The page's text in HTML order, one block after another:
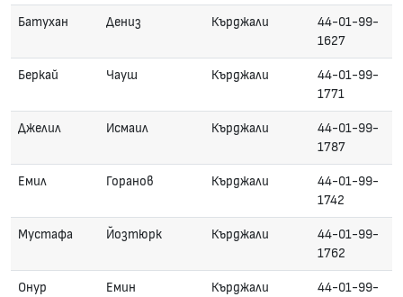
Батухан Дениз Кърджали
44-01-99-
1627
Беркай Чауш Кърджали
44-01-99-
1771
Джелил Исмаил Кърджали
44-01-99-
1787
Емил Горанов Кърджали
44-01-99-
1742
Мустафа Йозтюрк Кърджали
44-01-99-
1762
Онур Емин Кърджали
44-01-99-